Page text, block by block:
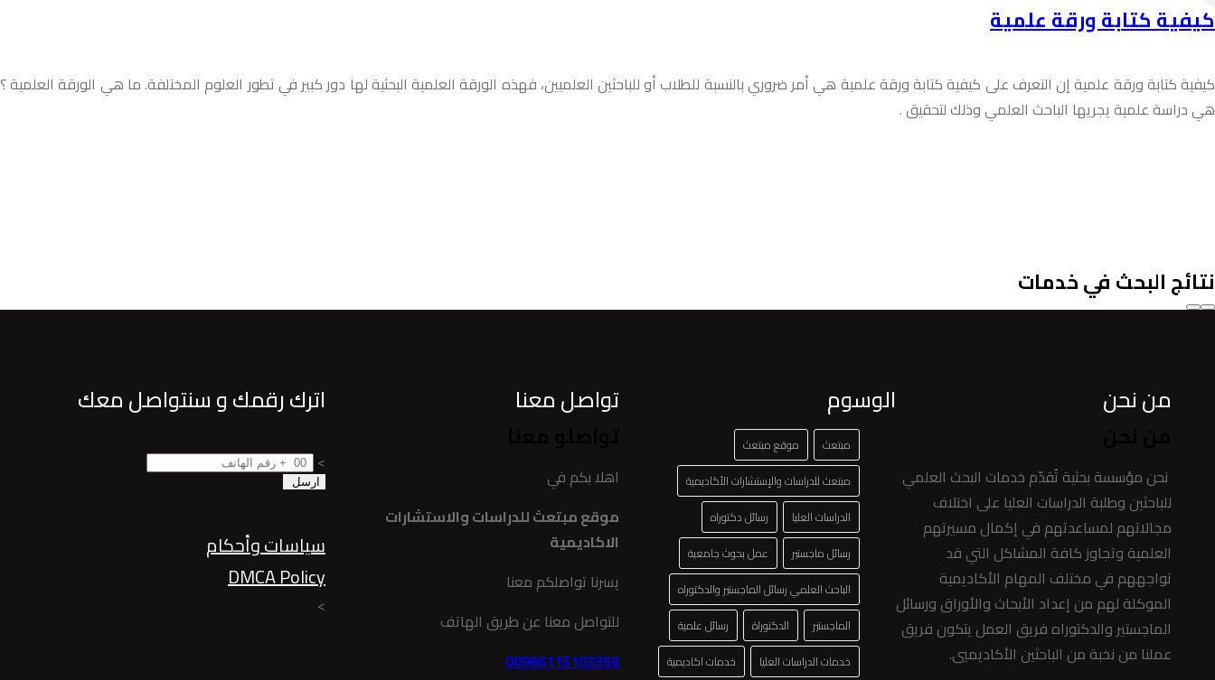
كيفية كتابة ورقة علمية
كيفية كتابة ورقة علمية إن التعرف على كيفية كتابة ورقة علمية هي أمر ضروري بالنسبة للطلاب أو للباحثين العلميين، فهذه الورقة العلمية البحثية لها دور كبير في تطور العلوم المختلفة. ما هي الورقة العلمية ؟
هي دراسة علمية يجريها الباحث العلمي وذلك لتحقيق .
نتائج البحث في خدمات
من نحن
نحن مؤسسة بحثية تُقدّم خدمات البحث العلمي
للباحثين وطلبة الدراسات العليا على اختلاف
مجالاتهم لمساعدتهم في إكمال مسيرتهم
العلمية وتجاوز كافة المشاكل التي قد
تواجههم في مختلف المهام الأكاديمية
الموكلة لهم من إعداد الأبحاث والأوراق ورسائل
الماجستير والدكتوراه فريق العمل يتكون فريق
عملنا من نخبة من الباحثين الأكاديميي.
الوسوم
مبتعث
موقع مبتعث
مبتعث للدراسات والإستشارات الأكاديمية
الدراسات العليا
رسائل دكتوراه
رسائل ماجستير
عمل بحوث جامعية
الباحث العلمي رسائل الماجستير والدكتوراه
الماجستير
الدكتوراة
رسائل علمية
خدمات الدراسات العليا
خدمات اكاديمية
تواصل معنا
اهلا بكم في
موقع مبتعث للدراسات والاستشارات
الاكاديمية
يسرنا تواصلكم معنا
للتواصل معنا عن طريق الهاتف
00966115103356
اترك رقمك و سنتواصل معك
>
سياسات وأحكام
DMCA Policy
>